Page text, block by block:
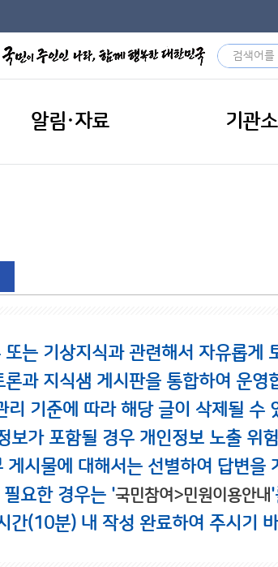
알림·자료 기관
는 기상지식과 관련해서 자유롭게
론과 지식샘 게시판을 통합하여 운영
리 기준에 따라 해당 글이 삭제될 수
보가 포함될 경우 개인정보 노출 위
게시물에 대해서는 선별하여 답변을
요한 경우는 '국민참여>민원이용안내'
간(10분) 내 작성 완료하여 주시기